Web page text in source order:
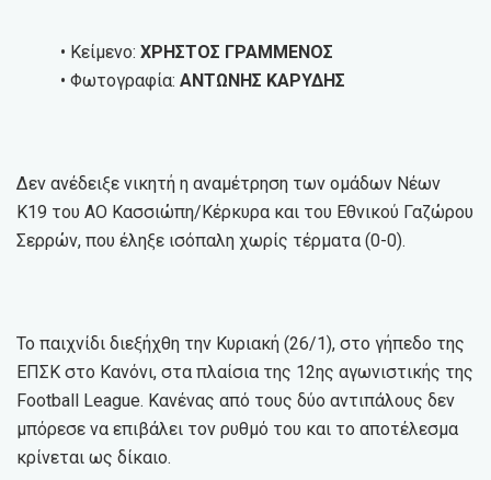
• Κείμενο: ΧΡΗΣΤΟΣ ΓΡΑΜΜΕΝΟΣ
• Φωτογραφία: ΑΝΤΩΝΗΣ ΚΑΡΥΔΗΣ
Δεν ανέδειξε νικητή η αναμέτρηση των ομάδων Νέων
Κ19 του ΑΟ Κασσιώπη/Κέρκυρα και του Εθνικού Γαζώρου
Σερρών, που έληξε ισόπαλη χωρίς τέρματα (0-0).
Το παιχνίδι διεξήχθη την Κυριακή (26/1), στο γήπεδο της
ΕΠΣΚ στο Κανόνι, στα πλαίσια της 12ης αγωνιστικής της
Football League. Κανένας από τους δύο αντιπάλους δεν
μπόρεσε να επιβάλει τον ρυθμό του και το αποτέλεσμα
κρίνεται ως δίκαιο.